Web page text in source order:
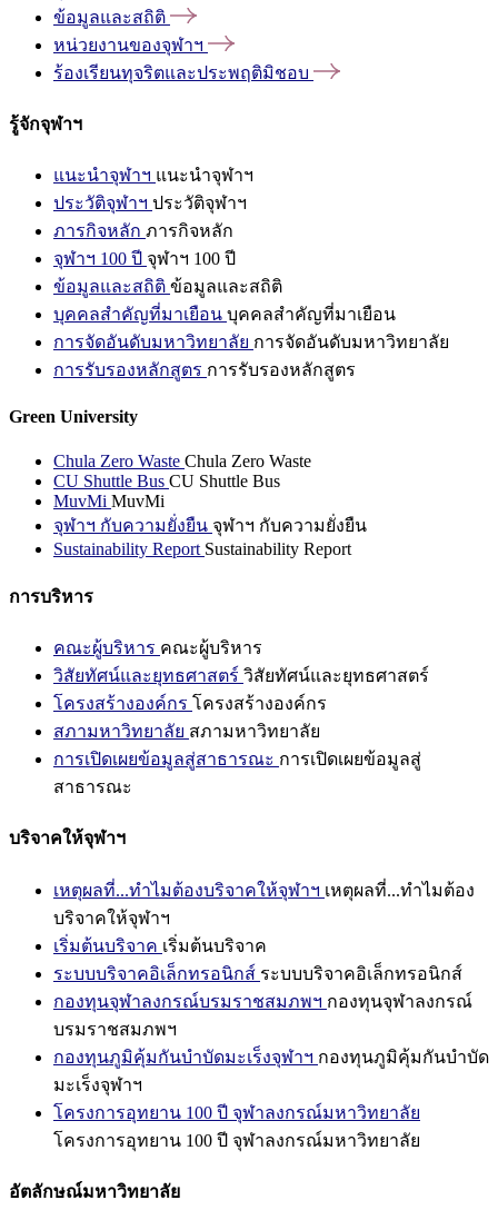
ข้อมูลและสถิติ
หน่วยงานของจุฬาฯ
ร้องเรียนทุจริตและประพฤติมิชอบ
รู้จักจุฬาฯ
แนะนำจุฬาฯ แนะนำจุฬาฯ
ประวัติจุฬาฯ ประวัติจุฬาฯ
ภารกิจหลัก ภารกิจหลัก
จุฬาฯ 100 ปี จุฬาฯ 100 ปี
ข้อมูลและสถิติ ข้อมูลและสถิติ
บุคคลสำคัญที่มาเยือน บุคคลสำคัญที่มาเยือน
การจัดอันดับมหาวิทยาลัย การจัดอันดับมหาวิทยาลัย
การรับรองหลักสูตร การรับรองหลักสูตร
Green University
Chula Zero Waste Chula Zero Waste
CU Shuttle Bus CU Shuttle Bus
MuvMi MuvMi
จุฬาฯ กับความยั่งยืน จุฬาฯ กับความยั่งยืน
Sustainability Report Sustainability Report
การบริหาร
คณะผู้บริหาร คณะผู้บริหาร
วิสัยทัศน์และยุทธศาสตร์ วิสัยทัศน์และยุทธศาสตร์
โครงสร้างองค์กร โครงสร้างองค์กร
สภามหาวิทยาลัย สภามหาวิทยาลัย
การเปิดเผยข้อมูลสู่สาธารณะ การเปิดเผยข้อมูลสู่
สาธารณะ
บริจาคให้จุฬาฯ
เหตุผลที่...ทำไมต้องบริจาคให้จุฬาฯ เหตุผลที่...ทำไมต้อง
บริจาคให้จุฬาฯ
เริ่มต้นบริจาค เริ่มต้นบริจาค
ระบบบริจาคอิเล็กทรอนิกส์ ระบบบริจาคอิเล็กทรอนิกส์
กองทุนจุฬาลงกรณ์บรมราชสมภพฯ กองทุนจุฬาลงกรณ์
บรมราชสมภพฯ
กองทุนภูมิคุ้มกันบำบัดมะเร็งจุฬาฯ กองทุนภูมิคุ้มกันบำบัด
มะเร็งจุฬาฯ
โครงการอุทยาน 100 ปี จุฬาลงกรณ์มหาวิทยาลัย
โครงการอุทยาน 100 ปี จุฬาลงกรณ์มหาวิทยาลัย
อัตลักษณ์มหาวิทยาลัย